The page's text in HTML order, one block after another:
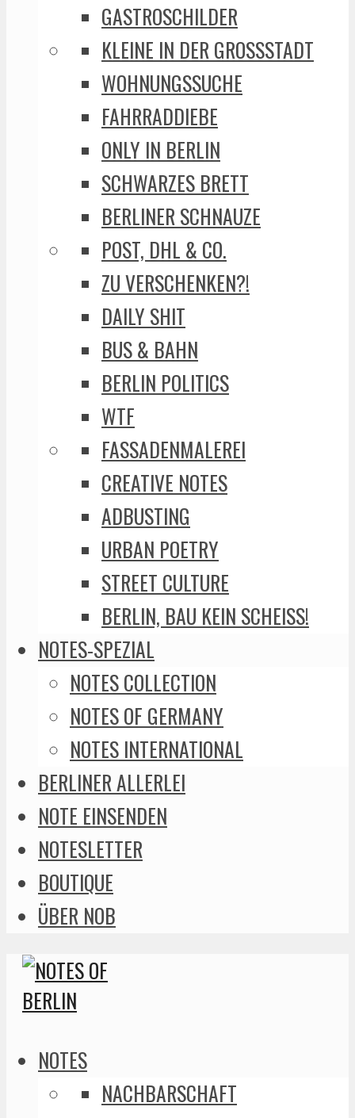
GASTROSCHILDER
KLEINE IN DER GROSSSTADT
WOHNUNGSSUCHE
FAHRRADDIEBE
ONLY IN BERLIN
SCHWARZES BRETT
BERLINER SCHNAUZE
POST, DHL & CO.
ZU VERSCHENKEN?!
DAILY SHIT
BUS & BAHN
BERLIN POLITICS
WTF
FASSADENMALEREI
CREATIVE NOTES
ADBUSTING
URBAN POETRY
STREET CULTURE
BERLIN, BAU KEIN SCHEISS!
NOTES-SPEZIAL
NOTES COLLECTION
NOTES OF GERMANY
NOTES INTERNATIONAL
BERLINER ALLERLEI
NOTE EINSENDEN
NOTESLETTER
BOUTIQUE
ÜBER NOB
NOTES
NACHBARSCHAFT